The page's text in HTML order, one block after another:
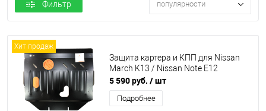
Фильтр популярности
Хит продаж
Защита картера и КПП для Nissan
March K13 / Nissan Note E12
5 590 руб. / шт
Подробнее